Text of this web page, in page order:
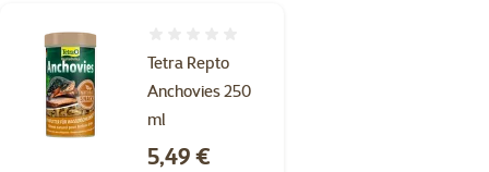
Tetra Repto
Anchovies 250
ml
Cena
5,49 €